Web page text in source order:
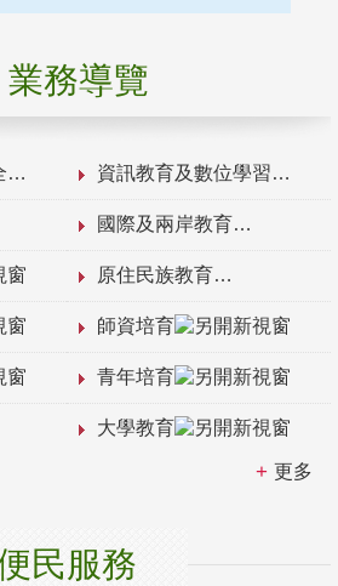
業務導覽
資訊教育及數位學習
國際及兩岸教育
原住民族教育
師資培育
青年培育
大學教育
更多
民服務